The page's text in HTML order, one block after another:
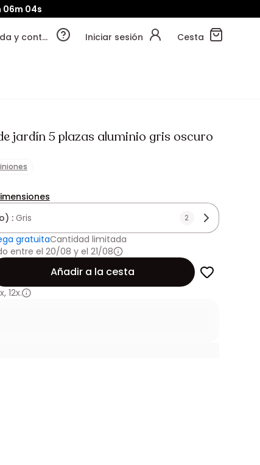
06m 02s
Ayuda y contacto Iniciar sesión Cesta
jardín 5 plazas aluminio gris oscuro
:Gris 2
gratuitaCantidad limitada
entre el 20/08 y el 21/08
Añadir a la cesta
, 12x.